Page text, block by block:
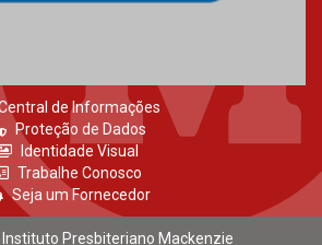
de Informações
Proteção de Dados
Identidade Visual
Trabalhe Conosco
Seja um Fornecedor
Presbiteriano Mackenzie